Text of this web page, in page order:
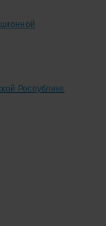
Республике